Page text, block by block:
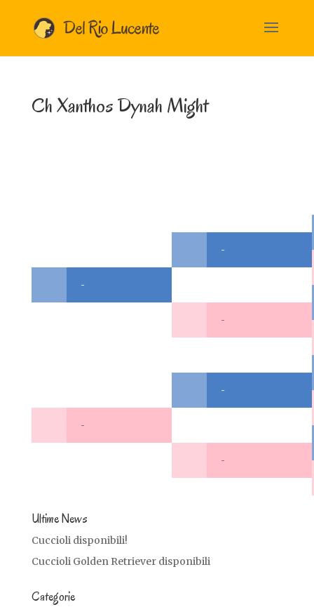
Ch Xanthos Dynah Might
-
-
-
-
-
-
Ultime News
Cuccioli disponibili!
Cuccioli Golden Retriever disponibili
Categorie